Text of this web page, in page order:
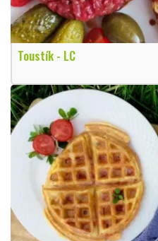
Toustík - LC